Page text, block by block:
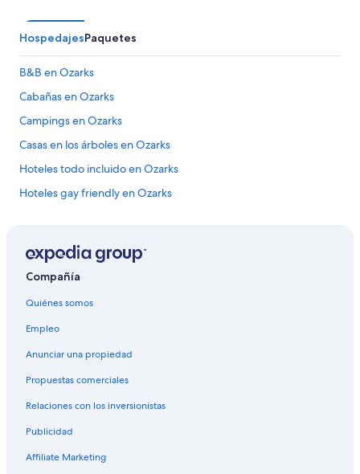
HospedajesPaquetes
B&B en Ozarks
Cabañas en Ozarks
Campings en Ozarks
Casas en los árboles en Ozarks
Hoteles todo incluido en Ozarks
Hoteles gay friendly en Ozarks
Compañía
Quiénes somos
Empleo
Anunciar una propiedad
Propuestas comerciales
Relaciones con los inversionistas
Publicidad
Affiliate Marketing